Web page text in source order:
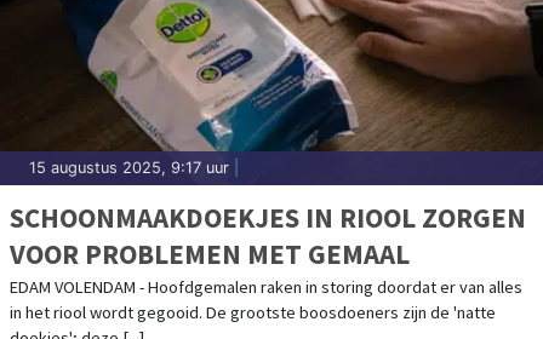
15 augustus 2025, 9:17 uur
SCHOONMAAKDOEKJES IN RIOOL ZORGEN
VOOR PROBLEMEN MET GEMAAL
EDAM VOLENDAM - Hoofdgemalen raken in storing doordat er van alles
in het riool wordt gegooid. De grootste boosdoeners zijn de 'natte